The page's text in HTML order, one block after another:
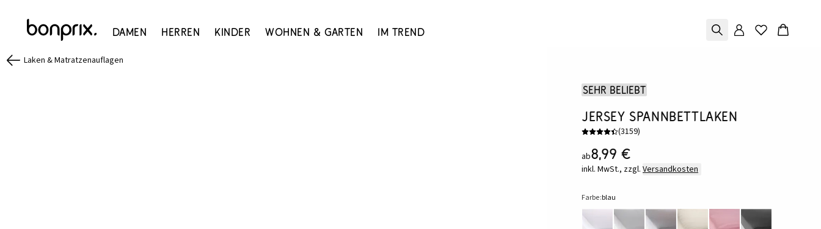
Damen Herren Kinder Wohnen & Garten Im Trend
Laken & Matratzenauflagen
Sehr beliebt
Jersey Spannbettlaken
(3159)
ab8,99 €
inkl. MwSt., zzgl. Versandkosten
Farbe:blau